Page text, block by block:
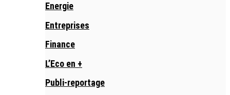
Energie
Entreprises
Finance
L’Eco en +
Publi-reportage